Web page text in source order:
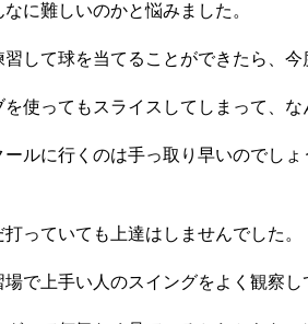
に難しいのかと悩みました。
習して球を当てることができたら、
を使ってもスライスしてしまって、な
ールに行くのは手っ取り早いのでし
っていても上達はしませんでした。
場で上手い人のスイングをよく観察し